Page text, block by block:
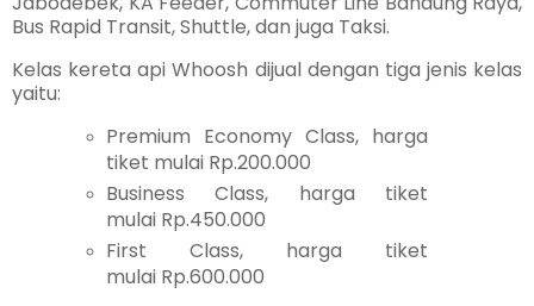
Bus Rapid Transit, Shuttle, dan juga Taksi.
Kelas kereta api Whoosh dijual dengan tiga jenis kelas
yaitu:
Premium Economy Class, harga
tiket mulai Rp.200.000
Business Class, harga tiket
mulai Rp.450.000
First Class, harga tiket
mulai Rp.600.000